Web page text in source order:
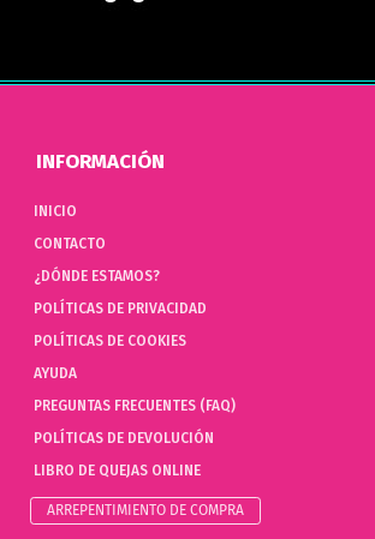
INFORMACIÓN
INICIO
CONTACTO
¿DÓNDE ESTAMOS?
POLÍTICAS DE PRIVACIDAD
POLÍTICAS DE COOKIES
AYUDA
PREGUNTAS FRECUENTES (FAQ)
POLÍTICAS DE DEVOLUCIÓN
LIBRO DE QUEJAS ONLINE
ARREPENTIMIENTO DE COMPRA